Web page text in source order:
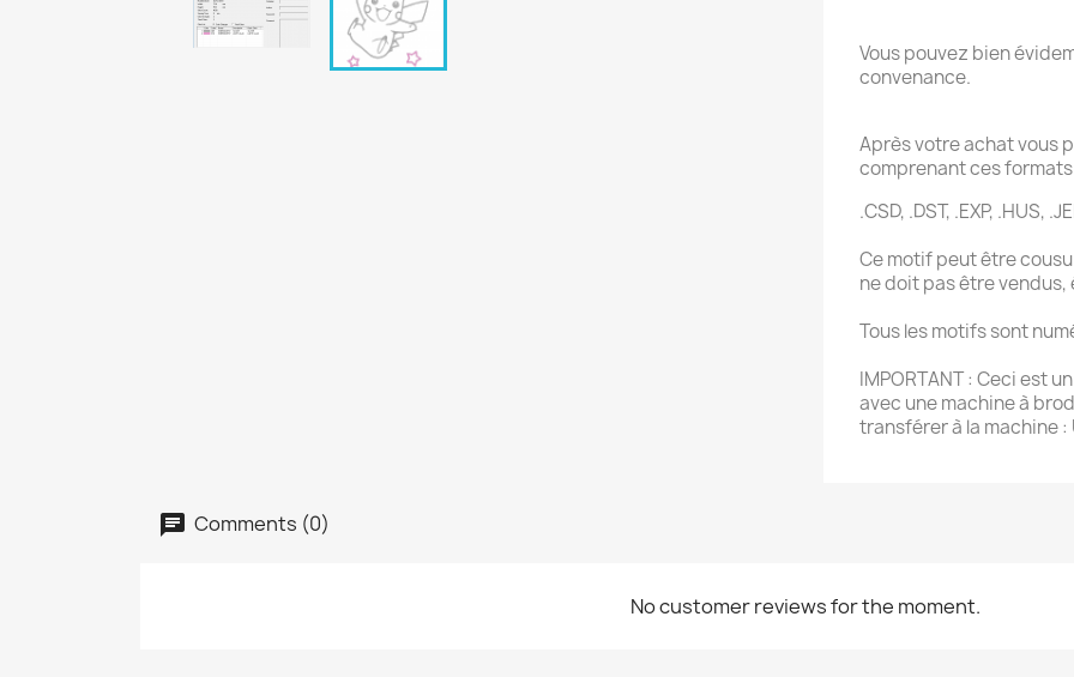
Vous pouvez bien
convenance.
Après votre achat vous
comprenant ces formats
.CSD, .DST, .EXP, .HUS,
Ce motif peut être
ne doit pas être
Tous les motifs sont
IMPORTANT : Ceci est
avec une machine à
transférer à la machine :
Comments (0)
No customer reviews for the moment.